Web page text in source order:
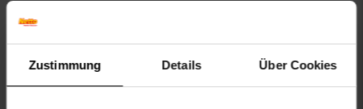
Zustimmung Details Über Cookies
Max. Arbeitsdruck: ca. 300 mbar
Max. Gebläseleistung: ca. 500 m³/h